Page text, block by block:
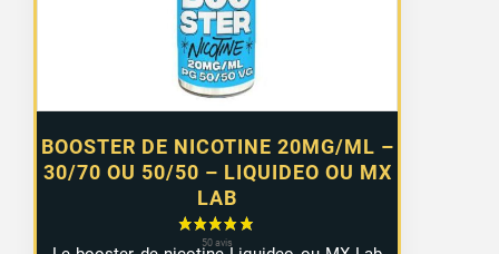
BOOSTER DE NICOTINE 20MG/ML –
30/70 OU 50/50 – LIQUIDEO OU MX
LAB
7,99 €